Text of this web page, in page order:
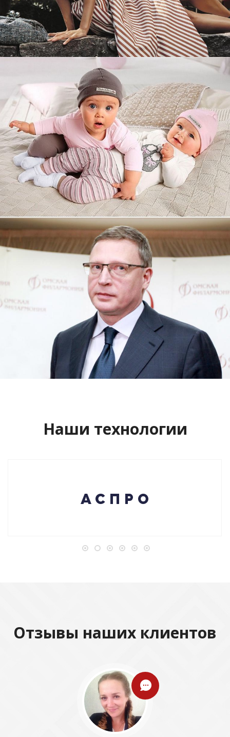
Смотреть проект
Увеличили выручку интернет-
магазину topdatop.ru на 25%!
Смотреть проект
Сайт кандидата в губернаторы
Буркова Александра Леонидовича
Смотреть проект
Наши технологии
Отзывы наших клиентов